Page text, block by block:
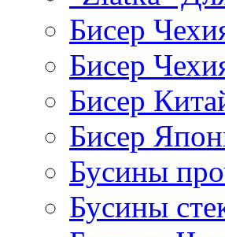
Бисер
Бисер
Бисер
Бисер
Бусины
Бусины